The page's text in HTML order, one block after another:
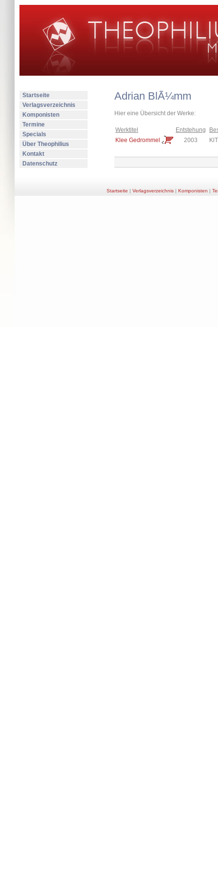
Startseite
Verlagsverzeichnis
Komponisten
Termine
Specials
Über Theophilius
Kontakt
Datenschutz
Adrian BlÃ¼mm
Hier eine Übersicht der Werke:
Werktitel Entstehung
Klee Gedrommel
2003
Startseite | Verlagsverzeichnis| Komponisten |